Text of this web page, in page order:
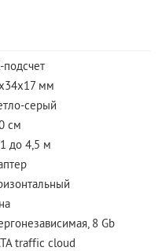
мм
серый
см
до 4,5 м
8 Gb
traffic cloud